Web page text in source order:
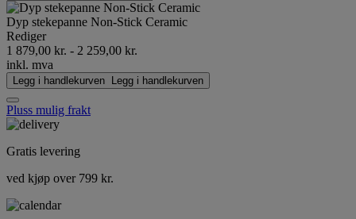
Dyp stekepanne Non-Stick Ceramic
Rediger
1 879,00 kr. - 2 259,00 kr.
inkl. mva
Legg i handlekurven Legg i handlekurven
Pluss mulig frakt
Gratis levering
ved kjøp over 799 kr.